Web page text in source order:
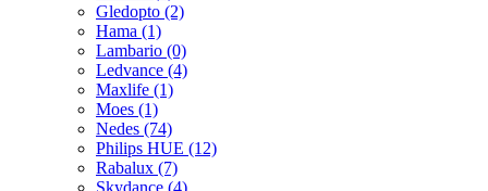
Gledopto (2)
Hama (1)
Lambario (0)
Ledvance (4)
Maxlife (1)
Moes (1)
Nedes (74)
Philips HUE (12)
Rabalux (7)
Skydance (4)